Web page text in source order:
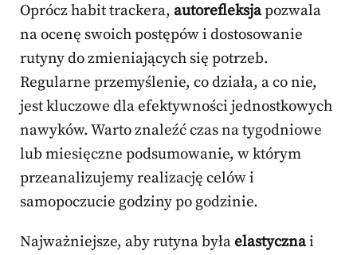
Oprócz habit trackera, autorefleksjapozwala
na ocenę swoich postępów i dostosowanie
rutyny do zmieniających się potrzeb.
Regularne przemyślenie, co działa, a co nie,
jest kluczowe dla efektywności jednostkowych
nawyków. Warto znaleźć czas na tygodniowe
lub miesięczne podsumowanie, w którym
przeanalizujemy realizację celów i
samopoczucie godziny po godzinie.
Najważniejsze, aby rutyna byłaelastycznai